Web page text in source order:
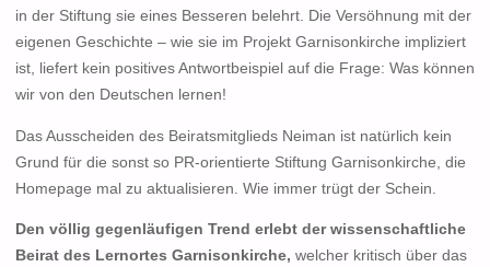
in der Stiftung sie eines Besseren belehrt. Die Versöhnung mit der
eigenen Geschichte – wie sie im Projekt Garnisonkirche impliziert
ist, liefert kein positives Antwortbeispiel auf die Frage: Was können
wir von den Deutschen lernen!
Das Ausscheiden des Beiratsmitglieds Neiman ist natürlich kein
Grund für die sonst so PR-orientierte Stiftung Garnisonkirche, die
Homepage mal zu aktualisieren. Wie immer trügt der Schein.
Den völlig gegenläufigen Trend erlebt der wissenschaftliche
Beirat des Lernortes Garnisonkirche, welcher kritisch über das